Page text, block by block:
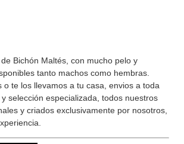
Bichón Maltés, con mucho pelo y
tanto machos como hembras.
o te los llevamos a tu casa, envios a toda
selección especializada, todos nuestros
y criados exclusivamente por nosotros,